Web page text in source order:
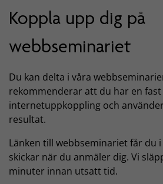
Koppla upp dig på
webbseminariet
Du kan delta i våra
rekommenderar att du har en fast
internetuppkoppling och
resultat.
Länken till webbseminariet får du
skickar när du anmäler dig. Vi
minuter innan utsatt tid.